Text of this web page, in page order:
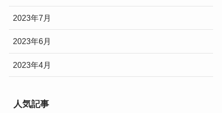
2023年7月
2023年6月
2023年4月
人気記事